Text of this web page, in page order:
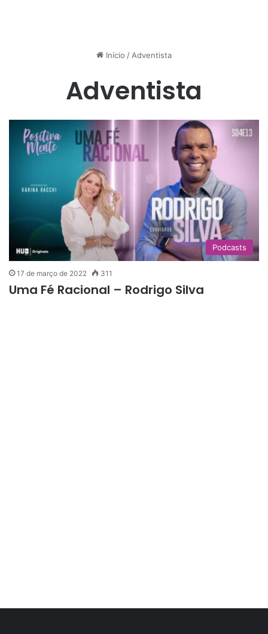
Início / Adventista
Adventista
Podcasts
17 de março de 2022 311
Uma Fé Racional – Rodrigo Silva